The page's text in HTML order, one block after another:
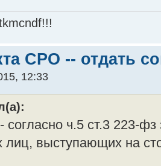
СРО -- отдать
12:33
ч.5 ст.3 223-фз
лиц, выступающих на